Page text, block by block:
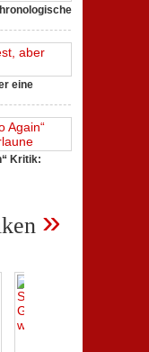
eine
Kritik:
»